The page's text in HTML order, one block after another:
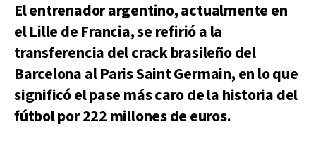
El entrenador argentino, actualmente en
el Lille de Francia, se refirió a la
transferencia del crack brasileño del
Barcelona al Paris Saint Germain, en lo que
significó el pase más caro de la historia del
fútbol por 222 millones de euros.